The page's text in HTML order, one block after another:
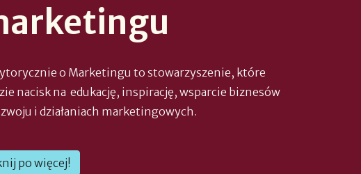
o Marketingu to stowarzyszenie, które
nacisk na edukację, inspirację, wsparcie biznesów
i działaniach marketingowych.
po więcej!